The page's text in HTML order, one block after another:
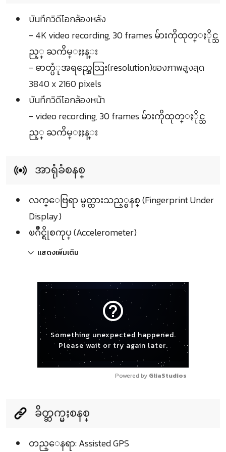
บันทึกวิดีโอกล้องหลัง
- 4K video recording, 30 frames မ်ားကိုထုတ္ႏိုင္သ
ည့္ ႀကိမ္ႏႈန္း
- ဓာတ္ပံုအရည္အေသြး(resolution)ของภาพสูงสุด
3840 x 2160 pixels
บันทึกวิดีโอกล้องหน้า
- video recording, 30 frames မ်ားကိုထုတ္ႏိုင္သ
ည့္ ႀကိမ္ႏႈန္း
အာရုံခံစနစ္
လက္ေဗြရာ မွတ္ထားသည့္စနစ္ (Fingerprint Under
Display)
ၿဂိဳင္ရိုစကုပ္ (Accelerometer)
แสดงเพิ่มเติม
help_outline
Something unexpected happened.
Please wait or try again later.
Powered by GliaStudios
ခ်ိတ္ဆက္မႈစနစ္
တည္ေနရာ: Assisted GPS